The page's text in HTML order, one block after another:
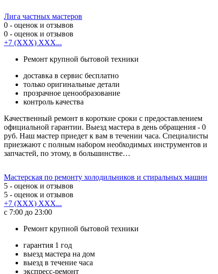
Лига частных мастеров
0 - оценок и отзывов
0 - оценок и отзывов
+7 (XXX) XXX...
Ремонт крупной бытовой техники
доставка в сервис бесплатно
только оригинальные детали
прозрачное ценообразование
контроль качества
Качественный ремонт в короткие сроки с предоставлением
официальной гарантии. Выезд мастера в день обращения - 0
руб. Наш мастер приедет к вам в течении часа. Специалисты
приезжают с полным набором необходимых инструментов и
запчастей, по этому, в большинстве…
Мастерская по ремонту холодильников и стиральных машин
5 - оценок и отзывов
5 - оценок и отзывов
+7 (XXX) XXX...
с 7:00 до 23:00
Ремонт крупной бытовой техники
гарантия 1 год
выезд мастера на дом
выезд в течение часа
экспресс-ремонт